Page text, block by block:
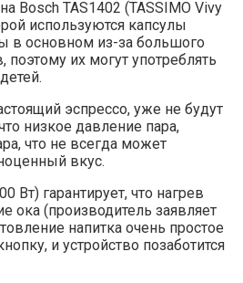
Bosch TAS1402 (TASSIMO Vivy
используются капсулы
в основном из-за большого
поэтому их могут употреблять
эспрессо, уже не будут
низкое давление пара,
что не всегда может
вкус.
Вт) гарантирует, что нагрев
ока (производитель заявляет
напитка очень простое
и устройство позаботится